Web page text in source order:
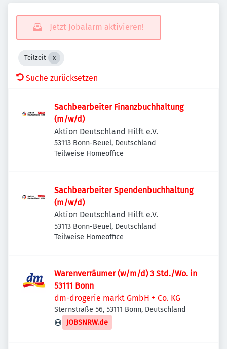
Jetzt Jobalarm aktivieren!
Teilzeit
Suche zurücksetzen
Sachbearbeiter Finanzbuchhaltung
(m/w/d)
Aktion Deutschland Hilft e.V.
53113 Bonn-Beuel, Deutschland
Teilweise Homeoffice
Sachbearbeiter Spendenbuchhaltung
(m/w/d)
Aktion Deutschland Hilft e.V.
53113 Bonn-Beuel, Deutschland
Teilweise Homeoffice
Warenverräumer (w/m/d) 3 Std./Wo. in
53111 Bonn
dm-drogerie markt GmbH + Co. KG
Sternstraße 56, 53111 Bonn, Deutschland
JOBSNRW.de